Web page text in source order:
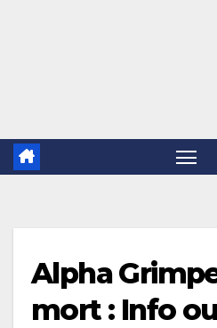
Alpha
mort : Info